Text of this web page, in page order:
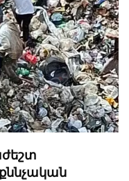
քննչական